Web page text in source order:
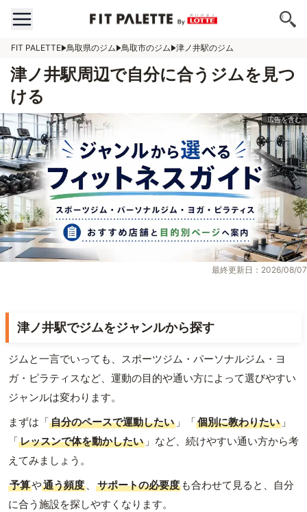
FIT PALETTE 鳥取県のジム 鳥取市のジム 津ノ井駅のジム
津ノ井駅周辺で自分に合うジムを見つ
ける
最終更新日：2026/08/07
津ノ井駅でジムをジャンルから探す
ジムと一言でいっても、スポーツジム・パーソナルジム・ヨ
ガ・ピラティスなど、運動の目的や通い方によって選びやすい
ジャンルは変わります。
まずは「自分のペースで運動したい 」「個別に教わりたい 」
「レッスンで体を動かしたい 」など、続けやすい通い方から考
えてみましょう。
予算や通う頻度 、 サポートの必要度 も合わせて見ると、自分
に合う施設を探しやすくなります。